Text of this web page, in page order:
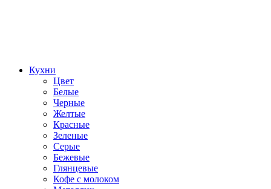
Кухни
Цвет
Белые
Черные
Желтые
Красные
Зеленые
Серые
Бежевые
Глянцевые
Кофе с молоком